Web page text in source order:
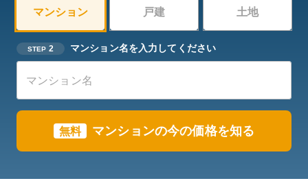
マンション 戸建 土地
STEP 2 マンション名を入力してください
無料 マンションの今の価格を知る